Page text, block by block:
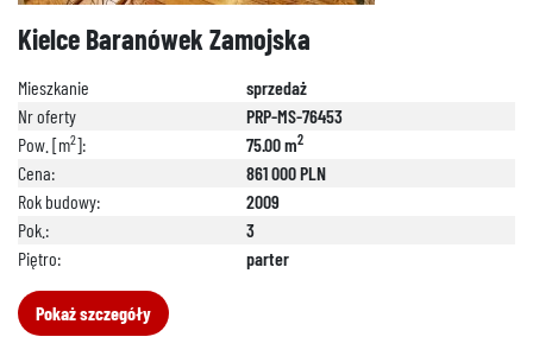
Kielce Baranówek Zamojska
Mieszkanie
sprzedaż
Nr oferty
PRP-MS-76453
Pow. [m2]: 75.00 m2
Cena:
861 000 PLN
Rok budowy:
2009
Pok.:
3
Piętro:
parter
Pokaż szczegóły